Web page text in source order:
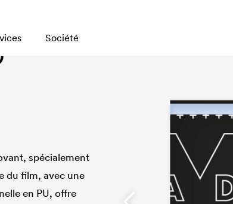
Société
spécialement
du film, avec une
en PU, offre